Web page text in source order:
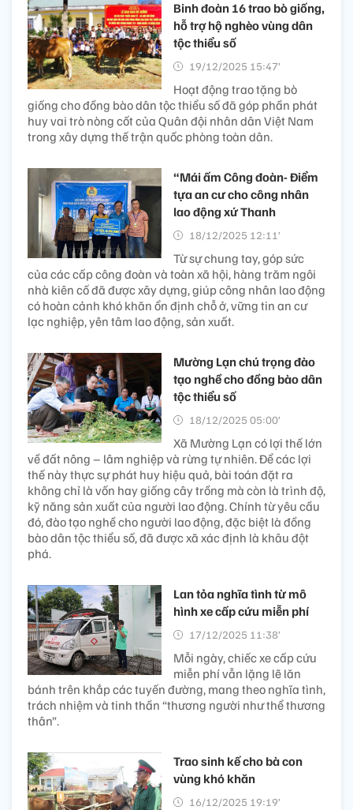
Binh đoàn 16 trao bò giống,
hỗ trợ hộ nghèo vùng dân
tộc thiểu số
19/12/2025 15:47’
Hoạt động trao tặng bò
giống cho đồng bào dân tộc thiểu số đã góp phần phát
huy vai trò nòng cốt của Quân đội nhân dân Việt Nam
trong xây dựng thế trận quốc phòng toàn dân.
“Mái ấm Công đoàn- Điểm
tựa an cư cho công nhân
lao động xứ Thanh
18/12/2025 12:11’
Từ sự chung tay, góp sức
của các cấp công đoàn và toàn xã hội, hàng trăm ngôi
nhà kiên cố đã được xây dựng, giúp công nhân lao động
có hoàn cảnh khó khăn ổn định chỗ ở, vững tin an cư
lạc nghiệp, yên tâm lao động, sản xuất.
Mường Lạn chú trọng đào
tạo nghề cho đồng bào dân
tộc thiểu số
18/12/2025 05:00’
Xã Mường Lạn có lợi thế lớn
về đất nông – lâm nghiệp và rừng tự nhiên. Để các lợi
thế này thực sự phát huy hiệu quả, bài toán đặt ra
không chỉ là vốn hay giống cây trồng mà còn là trình độ,
kỹ năng sản xuất của người lao động. Chính từ yêu cầu
đó, đào tạo nghề cho người lao động, đặc biệt là đồng
bào dân tộc thiểu số, đã được xã xác định là khâu đột
phá.
Lan tỏa nghĩa tình từ mô
hình xe cấp cứu miễn phí
17/12/2025 11:38’
Mỗi ngày, chiếc xe cấp cứu
miễn phí vẫn lặng lẽ lăn
bánh trên khắp các tuyến đường, mang theo nghĩa tình,
trách nhiệm và tinh thần “thương người như thể thương
thân”.
Trao sinh kế cho bà con
vùng khó khăn
16/12/2025 19:19’